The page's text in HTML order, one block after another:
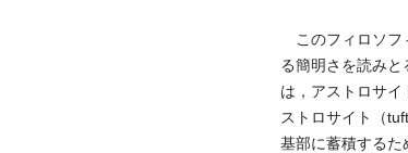
このフィロソフ
る簡明さを読み
は，アストロサ
ストロサイト（
基部に蓄積するた